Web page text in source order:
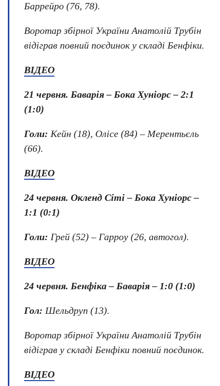
Баррейро (76, 78).
Воротар збірної України Анатолій Трубін
відіграв повний поєдинок у складі Бенфіки.
ВІДЕО
21 червня. Баварія – Бока Хуніорс – 2:1
(1:0)
Голи: Кейн (18), Олісе (84) – Мерентьєль
(66).
ВІДЕО
24 червня. Окленд Сіті – Бока Хуніорс –
1:1 (0:1)
Голи: Грей (52) – Гарроу (26, автогол).
ВІДЕО
24 червня. Бенфіка – Баварія – 1:0 (1:0)
Гол: Шельдруп (13).
Воротар збірної України Анатолій Трубін
відіграв у складі Бенфіки повний поєдинок.
ВІДЕО